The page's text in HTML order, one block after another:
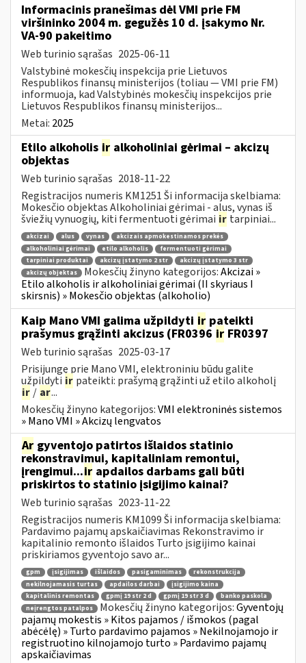
Informacinis pranešimas dėl VMI prie FM
viršininko 2004 m. gegužės 10 d. įsakymo Nr.
VA-90 pakeitimo
Web turinio sąrašas 2025-06-11
Valstybinė mokesčių inspekcija prie Lietuvos
Respublikos finansų ministerijos (toliau ― VMI prie FM)
informuoja, kad Valstybinės mokesčių inspekcijos prie
Lietuvos Respublikos finansų ministerijos...
Metai: 2025
Etilo alkoholis ir alkoholiniai gėrimai – akcizų
objektas
Web turinio sąrašas 2018-11-22
Registracijos numeris KM1251 Ši informacija skelbiama:
Mokesčio objektas Alkoholiniai gėrimai - alus, vynas iš
šviežių vynuogių, kiti fermentuoti gėrimai ir tarpiniai...
akcizai alus vynas
akcizais apmokestinamos prekės
alkoholiniai gėrimai
etilo alkoholis
fermentuoti gėrimai
tarpiniai produktai
akcizų įstatymo 2 str
akcizų įstatymo 3 str
akcizų objektas
Mokesčių žinyno kategorijos:Akcizai »
Etilo alkoholis ir alkoholiniai gėrimai (II skyriaus I
skirsnis) » Mokesčio objektas (alkoholio)
Kaip Mano VMI galima užpildyti ir pateikti
prašymus grąžinti akcizus (FR0396 ir FR0397
Web turinio sąrašas 2025-03-17
Prisijungę prie Mano VMI, elektroniniu būdu galite
užpildyti ir pateikti: prašymą grąžinti už etilo alkoholį
ir / ar...
Mokesčių žinyno kategorijos:VMI elektroninės sistemos
» Mano VMI » Akcizų lengvatos
Ar gyventojo patirtos išlaidos statinio
rekonstravimui, kapitaliniam remontui,
įrengimui...ir apdailos darbams gali būti
priskirtos to statinio įsigijimo kainai?
Web turinio sąrašas 2023-11-22
Registracijos numeris KM1099 Ši informacija skelbiama:
Pardavimo pajamų apskaičiavimas Rekonstravimo ir
kapitalinio remonto išlaidos Turto įsigijimo kainai
priskiriamos gyventojo savo ar...
gpm įsigijimas išlaidos pasigaminimas
rekonstrukcija
nekilnojamasis turtas
apdailos darbai
įsigijimo kaina
kapitalinis remontas
gpmį 19 str 2 d gpmį 19 str 3 d
banko paskola
neįrengtos patalpos
Mokesčių žinyno kategorijos:Gyventojų
pajamų mokestis » Kitos pajamos / išmokos (pagal
abėcėlę) » Turto pardavimo pajamos » Nekilnojamojo ir
registruotino kilnojamojo turto » Pardavimo pajamų
apskaičiavimas